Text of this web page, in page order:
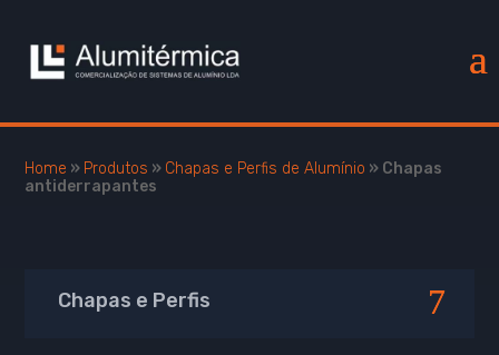
Home » Produtos » Chapas e Perfis de Alumínio » Chapas
antiderrapantes
Chapas e Perfis